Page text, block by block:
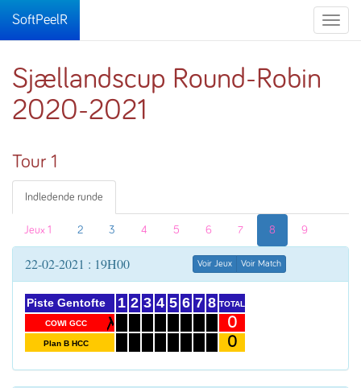
Toggle
SoftPeelR
Sjællandscup Round-Robin
2020-2021
Tour 1
Indledende runde
Jeux 1 2 3 4 5 6 7 8 9
22-02-2021 : 19H00 Voir Jeux Voir Match
Piste Gentofte
COWI GCC
Plan B HCC
1 2 3 4 5 6 7 8 TOTAL
0
0